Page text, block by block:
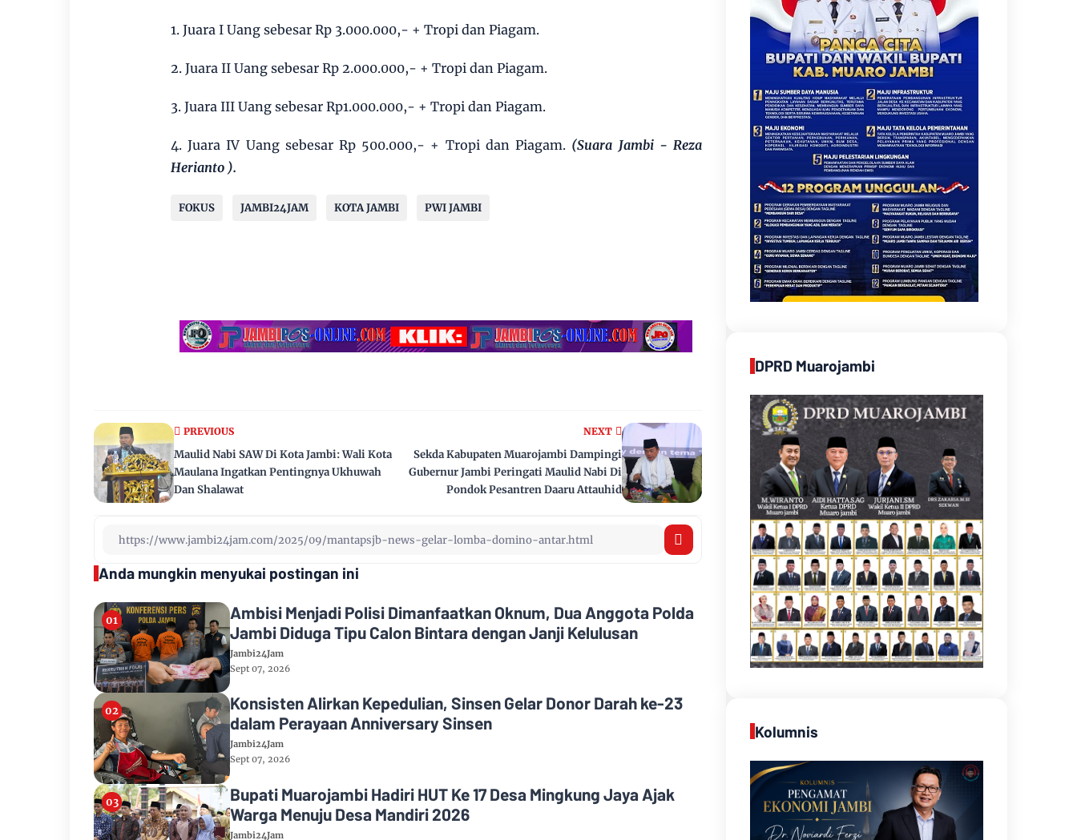
1. Juara I Uang sebesar Rp 3.000.000,- + Tropi dan Piagam.
2. Juara II Uang sebesar Rp 2.000.000,- + Tropi dan Piagam.
3. Juara III Uang sebesar Rp1.000.000,- + Tropi dan Piagam.
4. Juara IV Uang sebesar Rp 500.000,- + Tropi dan Piagam. (Suara Jambi - Reza
Herianto ).
FOKUS JAMBI24JAM KOTA JAMBI PWI JAMBI
NEXT
Sekda Kabupaten Muarojambi Dampingi
Gubernur Jambi Peringati Maulid Nabi Di
Pondok Pesantren Daaru Attauhid
PREVIOUS
Maulid Nabi SAW Di Kota Jambi: Wali Kota
Maulana Ingatkan Pentingnya Ukhuwah
Dan Shalawat
Anda mungkin menyukai postingan ini
Ambisi Menjadi Polisi Dimanfaatkan Oknum, Dua Anggota Polda
Jambi Diduga Tipu Calon Bintara dengan Janji Kelulusan
Jambi24Jam
Sept 07, 2026
Konsisten Alirkan Kepedulian, Sinsen Gelar Donor Darah ke-23
dalam Perayaan Anniversary Sinsen
Jambi24Jam
Sept 07, 2026
Bupati Muarojambi Hadiri HUT Ke 17 Desa Mingkung Jaya Ajak
Warga Menuju Desa Mandiri 2026
Jambi24Jam
DPRD Muarojambi
Kolumnis